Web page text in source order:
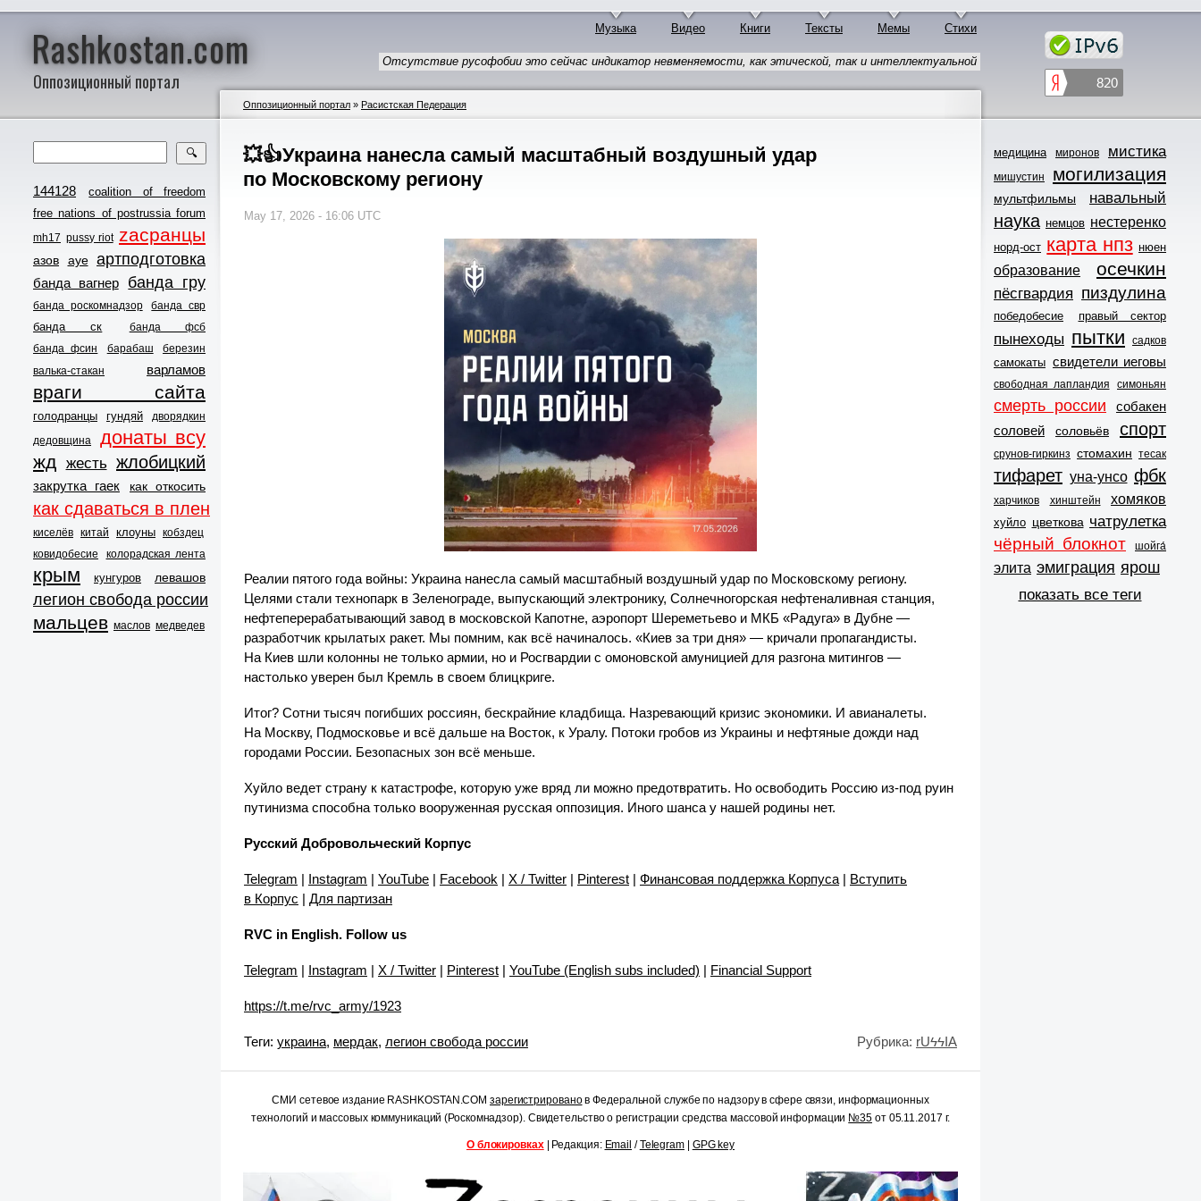
Rashkostan.com
Оппозиционный портал
Музыка Видео Книги Тексты Мемы Стихи
🔍
144128
coalition of freedom
free nations of postrussia forum
mh17 pussy riot zасранцы
азов ауе артподготовка
банда вагнер банда гру
банда роскомнадзор банда свр
банда ск
банда фсб
банда фсин
барабаш
березин
валька-стакан
варламов
враги сайта
голодранцы гундяй
дворядкин
дедовщина
донаты всу
жд жесть жлобицкий
закрутка гаек как откосить
как сдаваться в плен
киселёв китай клоуны кобздец
ковидобесие
колорадская лента
крым кунгуров левашов
легион свобода россии
мальцев маслов медведев
Отсутствие русофобии это сейчас индикатор невменяемости, как этической, так и интеллектуальной
Оппозиционный портал » Расистская Педерация
💥👍Украина нанесла самый масштабный воздушный удар
по Московскому региону
May 17, 2026 - 16:06 UTC
Реалии пятого года войны: Украина нанесла самый масштабный воздушный удар по Московскому региону.
Целями стали технопарк в Зеленограде, выпускающий электронику, Солнечногорская нефтеналивная станция,
нефтеперерабатывающий завод в московской Капотне, аэропорт Шереметьево и МКБ «Радуга» в Дубне —
разработчик крылатых ракет. Мы помним, как всё начиналось. «Киев за три дня» — кричали пропагандисты.
На Киев шли колонны не только армии, но и Росгвардии с омоновской амуницией для разгона митингов —
настолько уверен был Кремль в своем блицкриге.
Итог? Сотни тысяч погибших россиян, бескрайние кладбища. Назревающий кризис экономики. И авианалеты.
На Москву, Подмосковье и всё дальше на Восток, к Уралу. Потоки гробов из Украины и нефтяные дожди над
городами России. Безопасных зон всё меньше.
Хуйло ведет страну к катастрофе, которую уже вряд ли можно предотвратить. Но освободить Россию из-под руин
путинизма способна только вооруженная русская оппозиция. Иного шанса у нашей родины нет.
Русский Добровольческий Корпус
Telegram Instagram YouTube Facebook X / Twitter Pinterest Финансовая поддержка Корпуса|
Вступить
в Корпус
Для партизан
RVC in English. Follow us
Telegram Instagram X / Twitter Pinterest YouTube (English subs included) Financial Support
https://t.me/rvc_army/1923
Теги: украина, мердак, легион свобода россии Рубрика: rUϟϟIA
СМИ сетевое издание RASHKOSTAN.COMзарегистрированов Федеральной службе по надзору в сфере связи, информационных
технологий и массовых коммуникаций (Роскомнадзор). Свидетельство о регистрации средства массовой информации №35от 05.11.2017 г.
О блокировках| Редакция: Email /Telegram| GPG key
медицина миронов мистика
мишустин могилизация
мультфильмы навальный
наука немцов нестеренко
норд-ост карта нпз нюен
образование осечкин
пёсгвардия пиздулина
победобесие правый сектор
пынеходы пытки садков
самокаты свидетели иеговы
свободная лапландия симоньян
смерть россии
собакен
соловей
соловьёв спорт
срунов-гиркинз стомахин тесак
тифарет уна-унсо фбк
харчиков хинштейн хомяков
хуйло цветкова чатрулетка
чёрный блокнот шойга́
элита эмиграция ярош
показать все теги